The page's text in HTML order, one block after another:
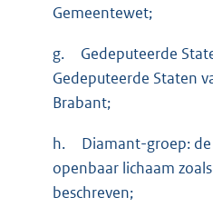
Gemeentewet;
g.
Gedeputeerde
Gedeputeerde Staten
Brabant;
h.
Diamant-groep:
openbaar lichaam
beschreven;